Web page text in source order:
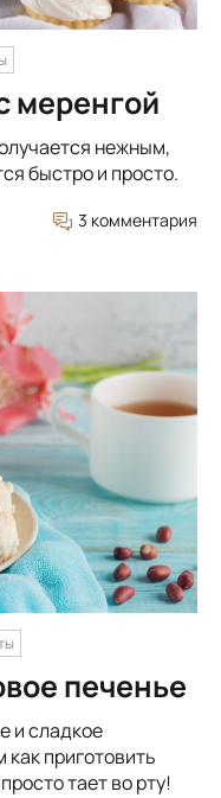
меренгой
нежным,
быстро и просто.
3 комментария
печенье
и сладкое
приготовить
тает во рту!